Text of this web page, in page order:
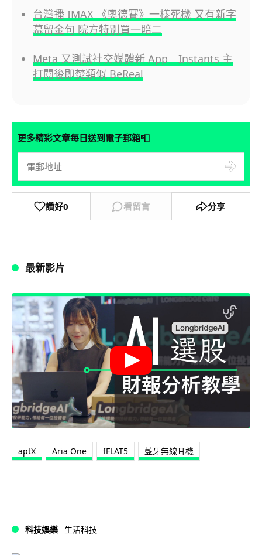
台灣播 IMAX 《奧德賽》一樣死機 又有新字
幕留金句 院方特別買一賠二
Meta 又測試社交媒體新 App Instants 主
打閱後即焚類似 BeReal
更多精彩文章每日送到電子郵箱📮
讚好0 看留言 分享
最新影片
aptX Aria One fFLAT5 藍牙無線耳機
科技娛樂 生活科技